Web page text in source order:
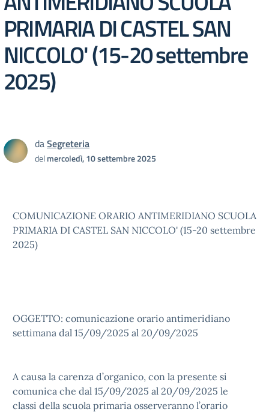
PRIMARIA DI CASTEL SAN
NICCOLO' (15-20 settembre
2025)
daSegreteria
delmercoledì, 10 settembre 2025
COMUNICAZIONE ORARIO ANTIMERIDIANO SCUOLA
PRIMARIA DI CASTEL SAN NICCOLO' (15-20 settembre
2025)
OGGETTO: comunicazione orario antimeridiano
settimana dal 15/09/2025 al 20/09/2025
A causa la carenza d’organico, con la presente si
comunica che dal 15/09/2025 al 20/09/2025 le
classi della scuola primaria osserveranno l’orario